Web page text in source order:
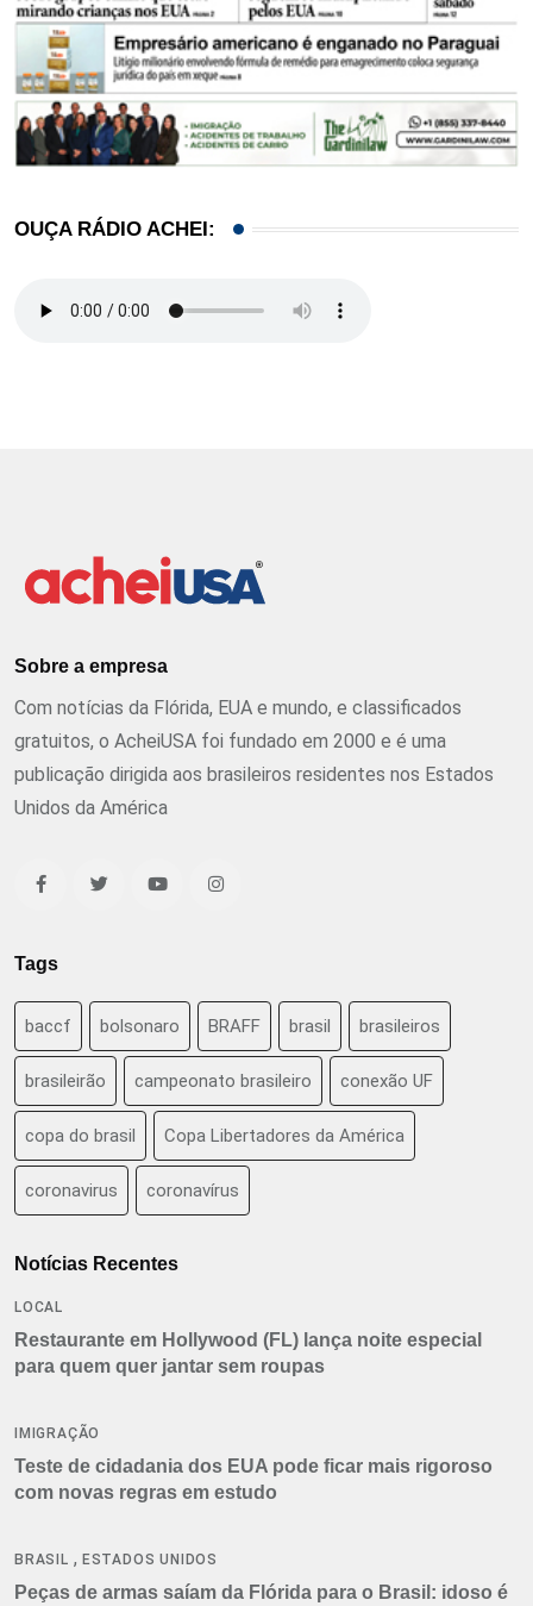
OUÇA RÁDIO ACHEI:
Sobre a empresa
Com notícias da Flórida, EUA e mundo, e classificados
gratuitos, o AcheiUSA foi fundado em 2000 e é uma
publicação dirigida aos brasileiros residentes nos Estados
Unidos da América
Tags
baccf bolsonaro BRAFF brasil brasileiros
brasileirão campeonato brasileiro conexão UF
copa do brasil Copa Libertadores da América
coronavirus coronavírus
Notícias Recentes
LOCAL
Restaurante em Hollywood (FL) lança noite especial
para quem quer jantar sem roupas
IMIGRAÇÃO
Teste de cidadania dos EUA pode ficar mais rigoroso
com novas regras em estudo
BRASIL , ESTADOS UNIDOS
Peças de armas saíam da Flórida para o Brasil: idoso é